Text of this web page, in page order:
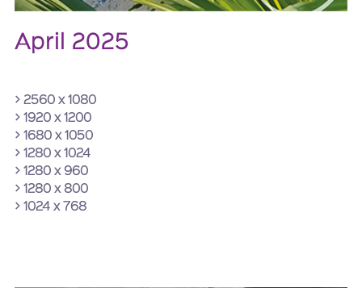
April 2025
> 2560 x 1080
> 1920 x 1200
> 1680 x 1050
> 1280 x 1024
> 1280 x 960
> 1280 x 800
> 1024 x 768